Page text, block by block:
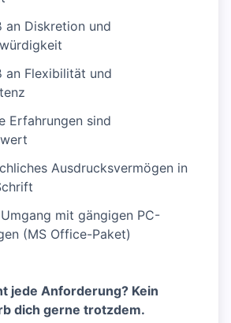
an Diskretion und
an Flexibilität und
Erfahrungen sind
Ausdrucksvermögen in
mit gängigen PC-
(MS Office-Paket)
jede Anforderung? Kein
dich gerne trotzdem.